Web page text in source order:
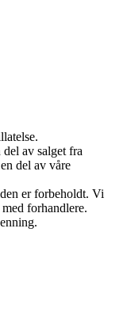
av salget fra
del av våre
er forbeholdt. Vi
forhandlere.